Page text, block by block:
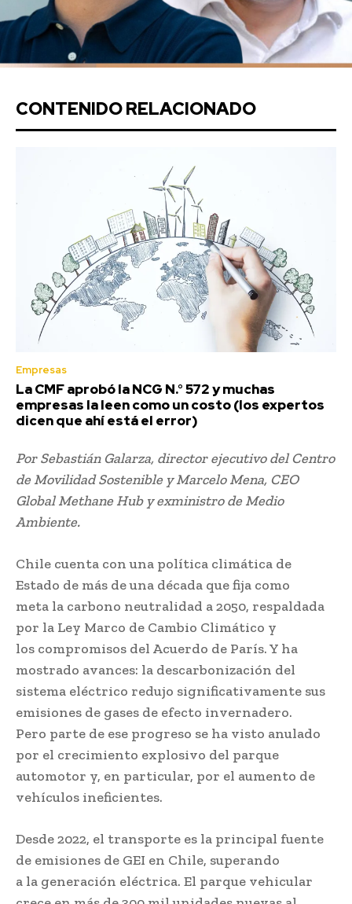
CONTENIDO RELACIONADO
Empresas
La CMF aprobó la NCG N.° 572 y muchas
empresas la leen como un costo (los expertos
dicen que ahí está el error)
Por Sebastián Galarza, director ejecutivo del Centro
de Movilidad Sostenible y Marcelo Mena, CEO
Global Methane Hub y exministro de Medio
Ambiente.
Chile cuenta con una política climática de
Estado de más de una década que fija como
meta la carbono neutralidad a 2050, respaldada
por la Ley Marco de Cambio Climático y
los compromisos del Acuerdo de París. Y ha
mostrado avances: la descarbonización del
sistema eléctrico redujo significativamente sus
emisiones de gases de efecto invernadero.
Pero parte de ese progreso se ha visto anulado
por el crecimiento explosivo del parque
automotor y, en particular, por el aumento de
vehículos ineficientes.
Desde 2022, el transporte es la principal fuente
de emisiones de GEI en Chile, superando
a la generación eléctrica. El parque vehicular